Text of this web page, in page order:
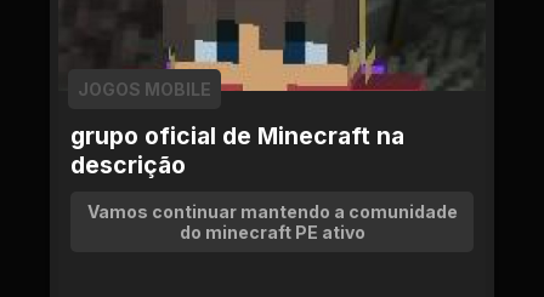
grupo oficial de Minecraft na
descrição
JOGOS MOBILE
Vamos continuar mantendo a comunidade
do minecraft PE ativo